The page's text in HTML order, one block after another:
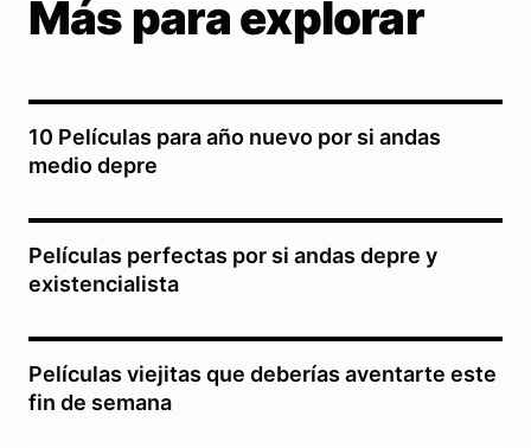
Más para explorar
10 Películas para año nuevo por si andas
medio depre
Películas perfectas por si andas depre y
existencialista
Películas viejitas que deberías aventarte este
fin de semana